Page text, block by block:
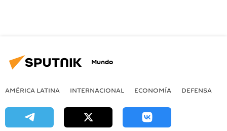
Mundo
AMÉRICA LATINA INTERNACIONAL ECONOMÍA DEFENSA